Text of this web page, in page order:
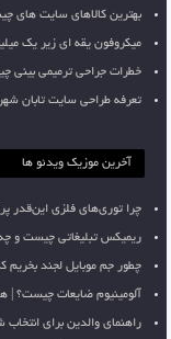
بهترین کالاهای سایت های
میکروفون یقه ای زیر یک
خطرات جراحی ترمیمی بینی
تعرفه طراحی سایت تابان
آخرین موزیک ویدئو ها
چرا توری‌های فلزی این‌قدر
ریمیکس تبلیغاتی چیست و چه
چطور جم موبایل لجند
آلومینیوم ضایعات چیست؟ |
راهنمای والدین برای